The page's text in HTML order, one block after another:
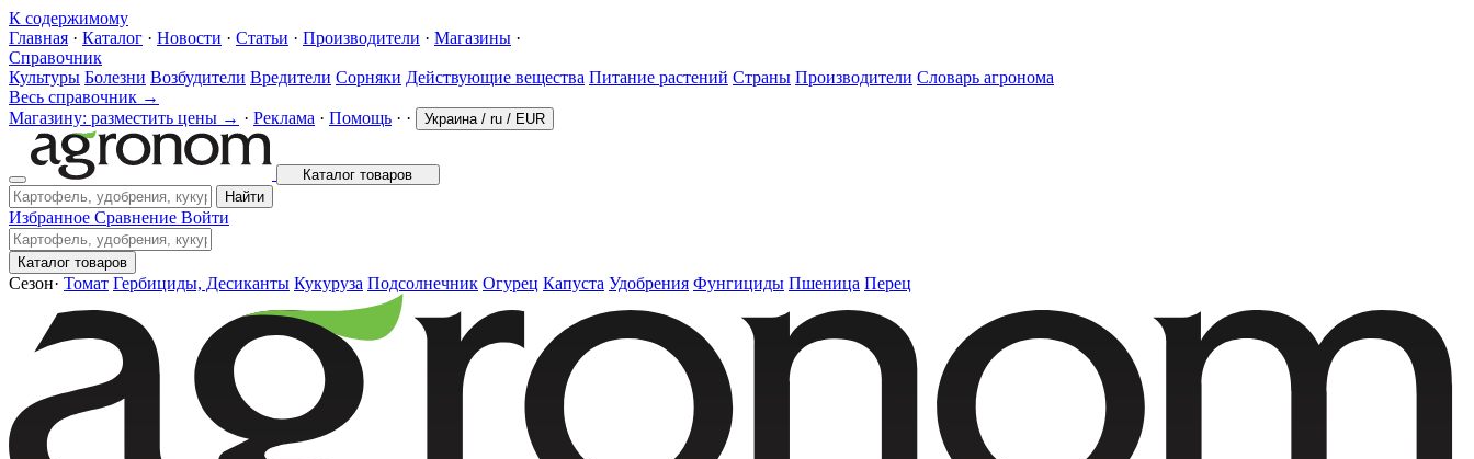
К содержимому
Главная · Каталог · Новости · Статьи · Производители · Магазины ·
Справочник
Культуры Болезни Возбудители Вредители Сорняки Действующие вещества Питание растений Страны Производители Словарь агронома
Весь справочник →
Магазину: разместить цены → · Реклама · Помощь · · Украина / ru / EUR
Каталог товаров
Найти
Избранное Сравнение Войти
Каталог товаров
Сезон· Томат Гербициды, Десиканты Кукуруза Подсолнечник Огурец Капуста Удобрения Фунгициды Пшеница Перец